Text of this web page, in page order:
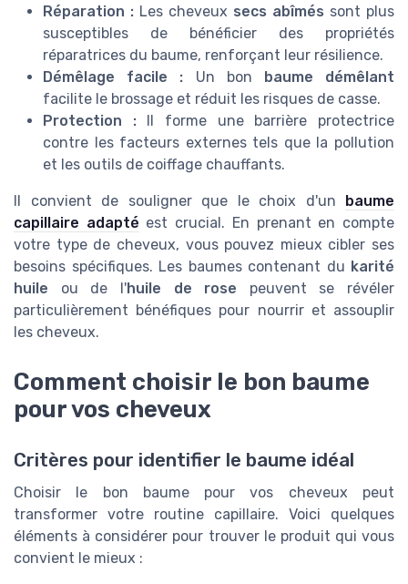
Réparation : Les cheveux secs abîmés sont plus
susceptibles de bénéficier des propriétés
réparatrices du baume, renforçant leur résilience.
Démêlage facile : Un bon
baume démêlant
facilite le brossage et réduit les risques de casse.
Protection :Il forme une barrière protectrice
contre les facteurs externes tels que la pollution
et les outils de coiffage chauffants.
Il convient de souligner que le choix d'un
baume
capillaire adapté est crucial. En prenant en compte
votre type de cheveux, vous pouvez mieux cibler ses
besoins spécifiques. Les baumes contenant du karité
huile ou de l'huile de rose peuvent se révéler
particulièrement bénéfiques pour nourrir et assouplir
les cheveux.
Comment choisir le bon baume
pour vos cheveux
Critères pour identifier le baume idéal
Choisir le bon baume pour vos cheveux peut
transformer votre routine capillaire. Voici quelques
éléments à considérer pour trouver le produit qui vous
convient le mieux :